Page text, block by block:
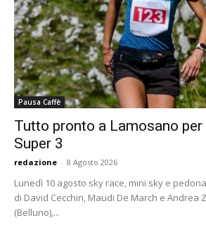
Pausa Caffè
Tutto pronto a Lamosano per
Super 3
redazione - 8 Agosto 2026
Lunedì 10 agosto sky race, mini sky e
di David Cecchin, Maudi De March e Andrea
(Belluno),...